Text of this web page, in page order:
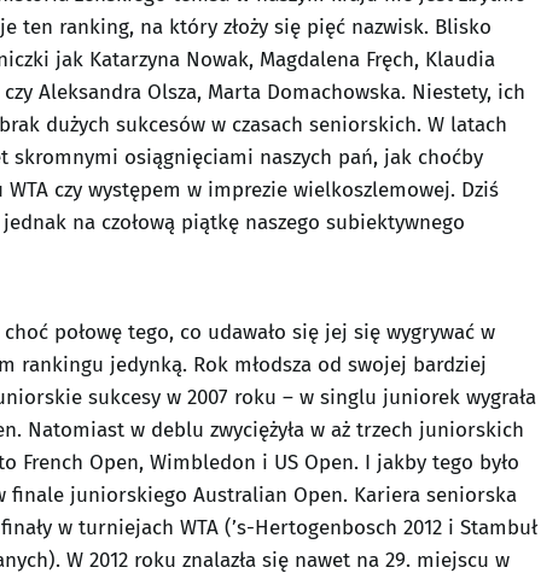
ten ranking, na który złoży się pięć nazwisk. Blisko
jak Katarzyna Nowak, Magdalena Fręch, Klaudia
Aleksandra Olsza, Marta Domachowska. Niestety, ich
dużych sukcesów w czasach seniorskich. W latach
skromnymi osiągnięciami naszych pań, jak choćby
czy występem w imprezie wielkoszlemowej. Dziś
na czołową piątkę naszego subiektywnego
połowę tego, co udawało się jej się wygrywać w
rankingu jedynką. Rok młodsza od swojej bardziej
sukcesy w 2007 roku – w singlu juniorek wygrała
Natomiast w deblu zwyciężyła w aż trzech juniorskich
French Open, Wimbledon i US Open. I jakby tego było
finale juniorskiego Australian Open. Kariera seniorska
w turniejach WTA (’s-Hertogenbosch 2012 i Stambuł
W 2012 roku znalazła się nawet na 29. miejscu w